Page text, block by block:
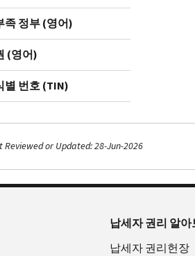
족 정부 (영어)
(영어)
별 번호 (TIN)
Reviewed or Updated: 28-Jun-2026
납세자 권리 알아
납세자 권리헌장